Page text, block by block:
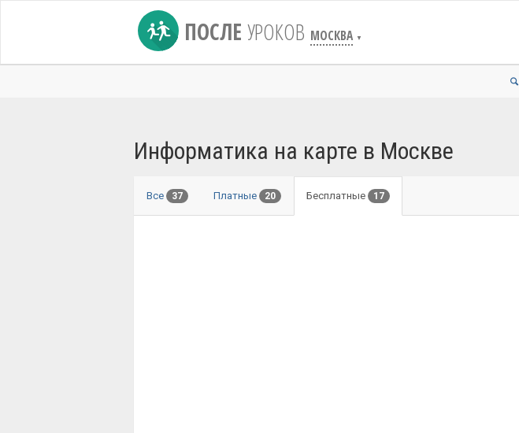
ПОСЛЕ УРОКОВ МОСКВА ▼
Информатика на карте в Москве
Все 37 Платные 20 Бесплатные 17